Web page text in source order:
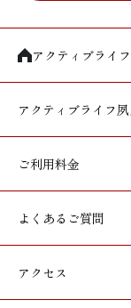
アクティブライ
アクティブライフ
ご利用料金
よくあるご質問
アクセス